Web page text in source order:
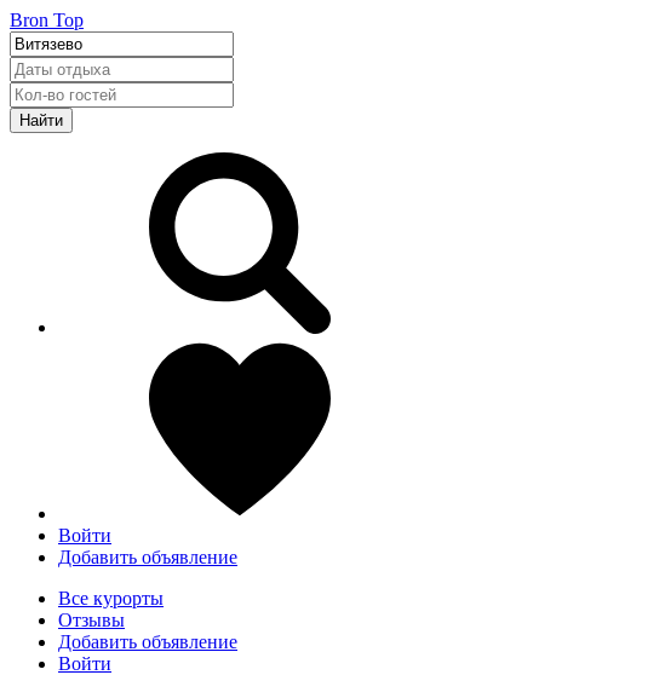
Bron Top
Найти
Войти
Добавить объявление
Все курорты
Отзывы
Добавить объявление
Войти